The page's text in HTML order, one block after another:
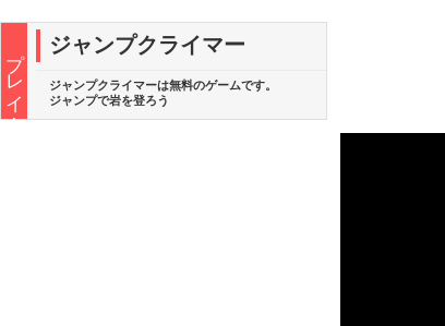
プレイ中 ジャンプクライマー
ジャンプクライマーは無料のゲームです。
ジャンプで岩を登ろう